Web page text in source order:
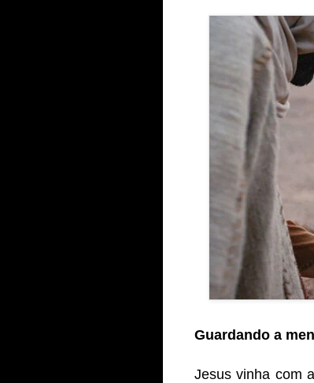
Guardando a
Jesus vinha com